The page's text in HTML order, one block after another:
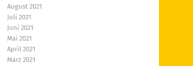
August 2021
Juli 2021
Juni 2021
Mai 2021
April 2021
März 2021